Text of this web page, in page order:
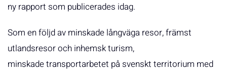
ny rapport som publicerades idag.
Som en följd av minskade långväga resor, främst
utlandsresor och inhemsk turism,
minskade transportarbetet på svenskt territorium med